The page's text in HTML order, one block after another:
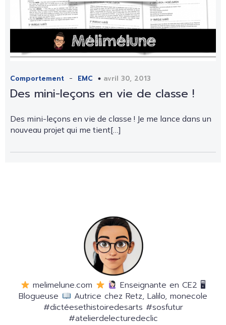
Comportement - EMC avril 30, 2013
Des mini-leçons en vie de classe !
Des mini-leçons en vie de classe ! Je me lance dans un
nouveau projet qui me tient[…]
melimelune.com
Enseignante en CE2 🖥
Blogueuse
Autrice chez Retz, Lalilo, monecole
#dictéesethistoiredesarts #sosfutur
#atelierdelecturedeclic